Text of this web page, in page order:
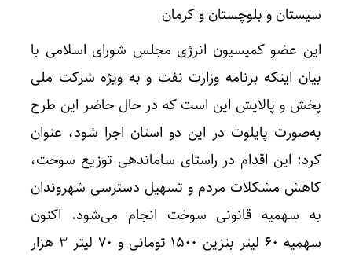
سیستان و بلوچستان و کرمان
این عضو کمیسیون انرژی مجلس شورای اسلامی با
بیان اینکه برنامه وزارت نفت و به ویژه شرکت ملی
پخش و پالایش این است که در حال حاضر این طرح
به‌صورت پایلوت در این دو استان اجرا شود، عنوان
کرد: این اقدام در راستای ساماندهی توزیع سوخت،
کاهش مشکلات مردم و تسهیل دسترسی شهروندان
به سهمیه قانونی سوخت انجام می‌شود. اکنون
سهمیه ۶۰ لیتر بنزین ۱۵۰۰ تومانی و ۷۰ لیتر ۳ هزار